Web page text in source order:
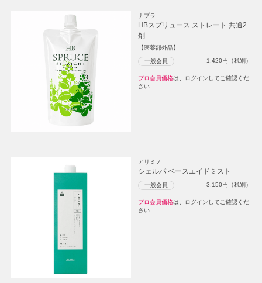
ナプラ
HBスプリュース ストレート 共通2
剤
【医薬部外品】
一般会員 1,420円（税別）
プロ会員価格は、ログインしてご確認くだ
さい
アリミノ
シェルパ ベースエイドミスト
一般会員 3,150円（税別）
プロ会員価格は、ログインしてご確認くだ
さい